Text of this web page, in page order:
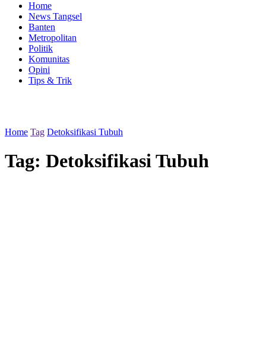
Home
News Tangsel
Banten
Metropolitan
Politik
Komunitas
Opini
Tips & Trik
Home Tag Detoksifikasi Tubuh
Tag: Detoksifikasi Tubuh